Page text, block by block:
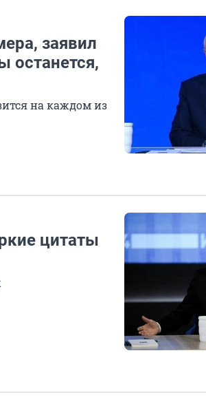
заявил
останется,
на каждом из
цитаты